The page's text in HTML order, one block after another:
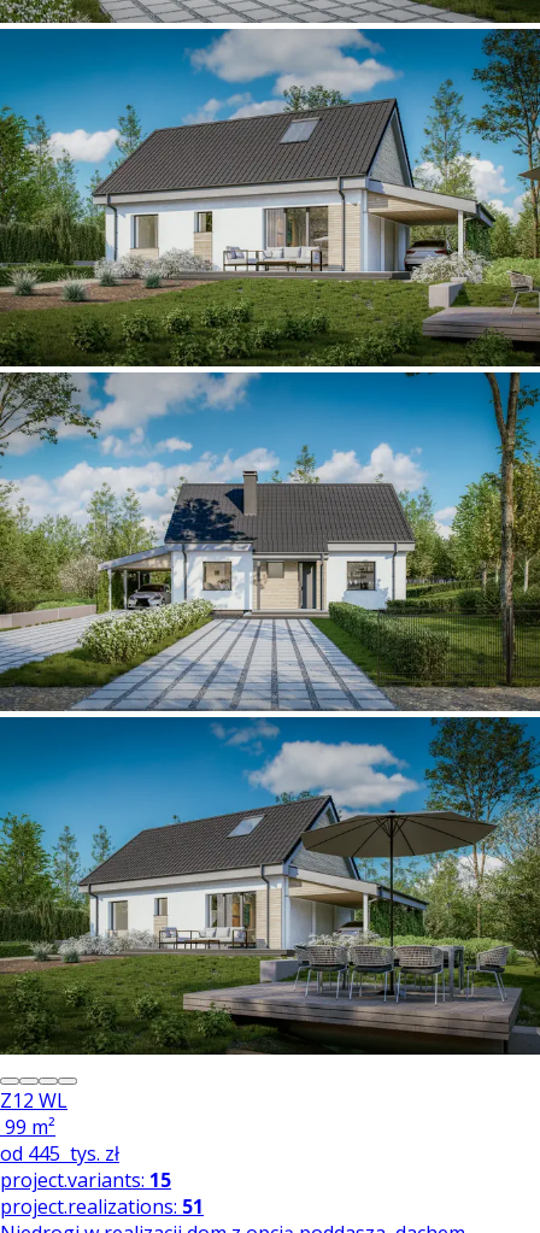
Z12 WL
99 m²
od 445 tys. zł
project.variants: 15
project.realizations: 51